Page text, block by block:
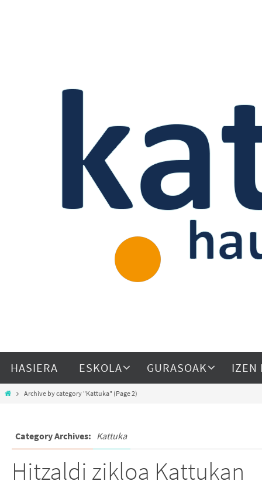
HASIERA ESKOLA GURASOAK IZEN
Archive by category "Kattuka" (Page 2)
Category Archives: Kattuka
Hitzaldi zikloa Kattukan